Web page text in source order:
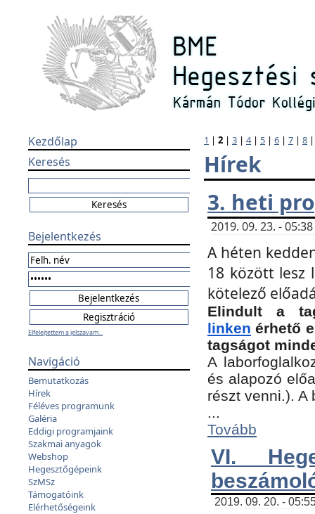
Kezdőlap
Keresés
Bejelentkezés
Elfelejtettem a jelszavam...
Navigáció
Bemutatkozás
Hírek
Féléves programunk
Galéria
Eddigi programjaink
Szakmai anyagok
Webshop
Hegesztőgépeink
SzMSz
Támogatóink
Elérhetőségeink
1 | 2 | 3 | 4| 5 | 6 | 7 | 8
Hírek
3. heti
2019. 09. 23. -
A héten
18 között lesz
kötelező
Elindult a
linken érhető
tagságot
A
és alapozó
részt venni.).
...
Tovább
VI.
2019. 09. 20. -